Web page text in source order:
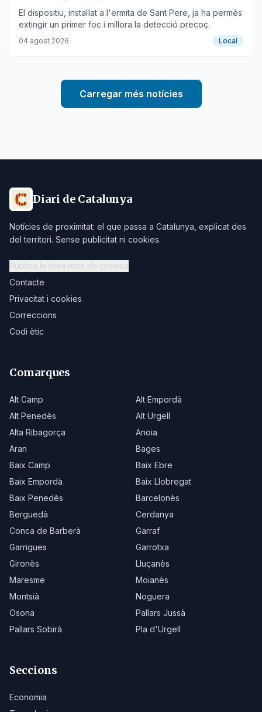
El dispositiu, instal·lat a l'ermita de Sant Pere, ja ha permès
extingir un primer foc i millora la detecció precoç.
04 agost 2026 Local
Carregar més notícies
Diari de Catalunya
Notícies de proximitat: el que passa a Catalunya, explicat des
del territori. Sense publicitat ni cookies.
Publica la teva nota de premsa
Contacte
Privacitat i cookies
Correccions
Codi ètic
Comarques
Alt Camp
Alt Empordà
Alt Penedès
Alt Urgell
Alta Ribagorça
Anoia
Aran
Bages
Baix Camp
Baix Ebre
Baix Empordà
Baix Llobregat
Baix Penedès
Barcelonès
Berguedà
Cerdanya
Conca de Barberà
Garraf
Garrigues
Garrotxa
Gironès
Lluçanès
Maresme
Moianès
Montsià
Noguera
Osona
Pallars Jussà
Pallars Sobirà
Pla d'Urgell
Seccions
Economia